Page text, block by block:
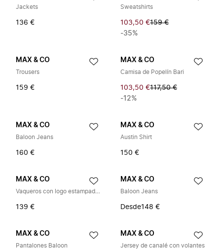
Jackets
136 €
Sweatshirts
103,50 €159 €
-35%
MAX & CO
Trousers
159 €
MAX & CO
Camisa de Popelín Bari
103,50 €117,50 €
-12%
MAX & CO
Baloon Jeans
160 €
MAX & CO
Austin Shirt
150 €
MAX & CO
Vaqueros con logo estampado a cuadros
139 €
MAX & CO
Baloon Jeans
Desde148 €
MAX & CO
Pantalones Baloon
MAX & CO
Jersey de canalé con volantes